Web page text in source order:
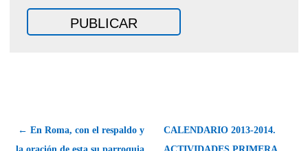
← En Roma, con el respaldo y
CALENDARIO 2013-2014.